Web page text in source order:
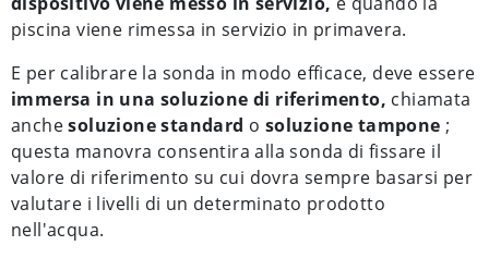
piscina viene rimessa in servizio in primavera.
E per calibrare la sonda in modo efficace, deve essere
immersa in una soluzione di riferimento, chiamata
anchesoluzione standard o soluzione tampone ;
questa manovra consentira alla sonda di fissare il
valore di riferimento su cui dovra sempre basarsi per
valutare i livelli di un determinato prodotto
nell'acqua.